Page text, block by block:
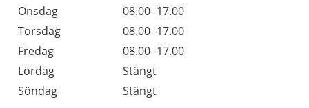
Onsdag
08.00–17.00
Torsdag
08.00–17.00
Fredag
08.00–17.00
Lördag
Stängt
Söndag
Stängt